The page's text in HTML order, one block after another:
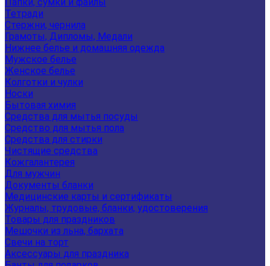
Тетради
Стержни, чернила
Грамоты, Дипломы, Медали
Нижнее белье и домашняя одежда
Мужское белье
Женское белье
Колготки и чулки
Носки
Бытовая химия
Средства для мытья посуды
Средство для мытья пола
Средства для стирки
Чистящие средства
Кожгалантерея
Для мужчин
Документы бланки
Медицинские карты и сертификаты
Журналы, трудовые, бланки, удостоверения
Товары для праздников
Мешочки из льна, бархата
Свечи на торт
Аксессуары для праздника